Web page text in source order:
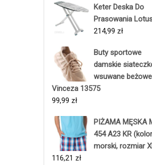
Keter Deska Do
Prasowania
214,99 zł
Buty sportowe
damskie
wsuwane beżowe
Vinceza 13575
99,99 zł
PIŻAMA MĘSKA
454 A23 KR (kolor
morski, rozmiar
116,21 zł